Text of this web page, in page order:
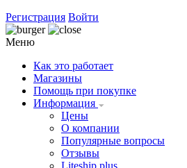
Регистрация Войти
Меню
Как это работает
Магазины
Помощь при покупке
Информация
Цены
О компании
Популярные вопросы
Отзывы
Liteship plus